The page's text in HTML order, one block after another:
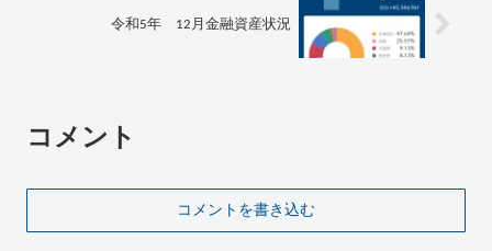
令和5年 12月金融資産状況
コメント
コメントを書き込む